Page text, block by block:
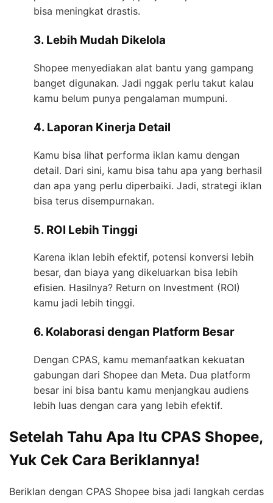
bisa meningkat drastis.
3. Lebih Mudah Dikelola
Shopee menyediakan alat bantu yang gampang
banget digunakan. Jadi nggak perlu takut kalau
kamu belum punya pengalaman mumpuni.
4. Laporan Kinerja Detail
Kamu bisa lihat performa iklan kamu dengan
detail. Dari sini, kamu bisa tahu apa yang berhasil
dan apa yang perlu diperbaiki. Jadi, strategi iklan
bisa terus disempurnakan.
5. ROI Lebih Tinggi
Karena iklan lebih efektif, potensi konversi lebih
besar, dan biaya yang dikeluarkan bisa lebih
efisien. Hasilnya? Return on Investment (ROI)
kamu jadi lebih tinggi.
6. Kolaborasi dengan Platform Besar
Dengan CPAS, kamu memanfaatkan kekuatan
gabungan dari Shopee dan Meta. Dua platform
besar ini bisa bantu kamu menjangkau audiens
lebih luas dengan cara yang lebih efektif.
Setelah Tahu Apa Itu CPAS Shopee,
Yuk Cek Cara Beriklannya!
Beriklan dengan CPAS Shopee bisa jadi langkah cerdas